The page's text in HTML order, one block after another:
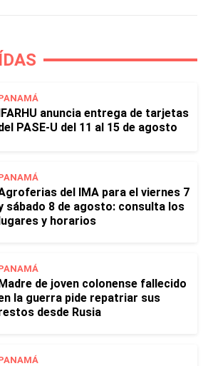
anuncia entrega de tarjetas
PASE-U del 11 al 15 de agosto
del IMA para el viernes 7
sábado 8 de agosto: consulta los
y horarios
de joven colonense fallecido
la guerra pide repatriar sus
desde Rusia